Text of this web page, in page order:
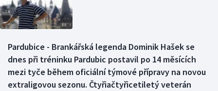
Biatlon
Boby a skeleton
Box
Curling
Aplikace ČT sport
AZ kvíz
Pardubice - Brankářská legenda Dominik Hašek se
dnes při tréninku Pardubic postavil po 14 měsících
mezi tyče během oficiální týmové přípravy na novou
extraligovou sezonu. Čtyřiačtyřicetiletý veterán